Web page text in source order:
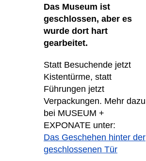
Das Museum ist
geschlossen, aber es
wurde dort hart
gearbeitet.
Statt Besuchende jetzt
Kistentürme, statt
Führungen jetzt
Verpackungen. Mehr dazu
bei MUSEUM +
EXPONATE unter:
Das Geschehen hinter der
geschlossenen Tür